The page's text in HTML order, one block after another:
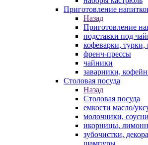
Приготовление
Назад
Приготовление
подставки под
кофеварки, турки,
френч-прессы
чайники
заварники,
Столовая посуда
Назад
Столовая посуда
емкости масло/
молочники,
икорницы,
зубочистки,
шампуры